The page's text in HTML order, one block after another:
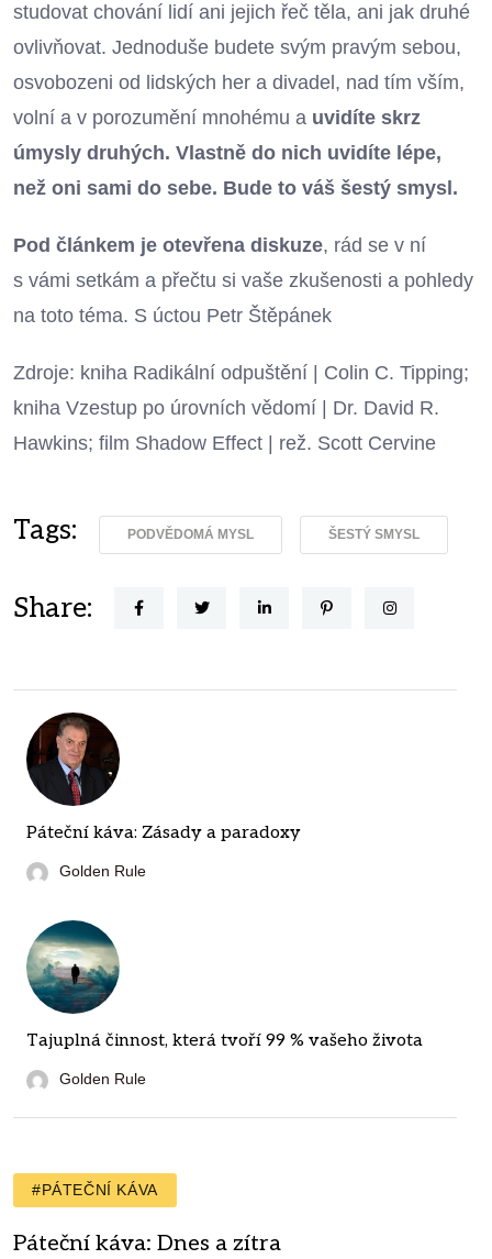
studovat chování lidí ani jejich řeč těla, ani jak druhé
ovlivňovat. Jednoduše budete svým pravým sebou,
osvobozeni od lidských her a divadel, nad tím vším,
volní a v porozumění mnohému a uvidíte skrz
úmysly druhých. Vlastně do nich uvidíte lépe,
než oni sami do sebe. Bude to váš šestý smysl.
Pod článkem je otevřena diskuze, rád se v ní
s vámi setkám a přečtu si vaše zkušenosti a pohledy
na toto téma. S úctou Petr Štěpánek
Zdroje: kniha Radikální odpuštění | Colin C. Tipping;
kniha Vzestup po úrovních vědomí | Dr. David R.
Hawkins; film Shadow Effect | rež. Scott Cervine
Tags: PODVĚDOMÁ MYSL ŠESTÝ SMYSL
Share:
Páteční káva: Zásady a paradoxy
Golden Rule
Tajuplná činnost, která tvoří 99 % vašeho života
Golden Rule
#PÁTEČNÍ KÁVA
Páteční káva: Dnes a zítra